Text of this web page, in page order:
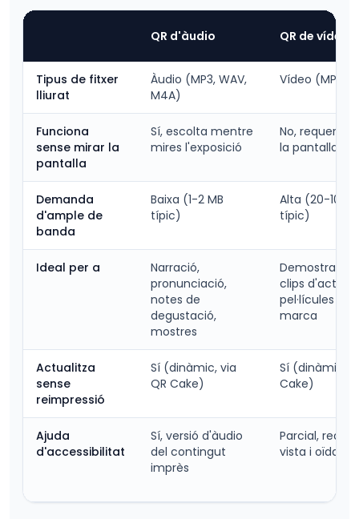
QR d'àudio QR de vídeo
Tipus de fitxer
lliurat
Àudio (MP3, WAV,
M4A)
Vídeo (MP4,
Funciona
sense mirar la
pantalla
Sí, escolta mentre
mires l'exposició
No, requereix
la pantalla
Demanda
d'ample de
banda
Baixa (1-2 MB
típic)
Alta (20-100
típic)
Ideal per a
Narració,
pronunciació,
notes de
degustació,
mostres
clips
pel·lícules de
marca
Actualitza
sense
reimpressió
Sí (dinàmic, via
QR Cake)
Sí (dinàmic,
Cake)
Ajuda
d'accessibilitat
Sí, versió d'àudio
del contingut
imprès
Parcial,
vista i oïda